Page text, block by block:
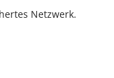
Netzwerk.